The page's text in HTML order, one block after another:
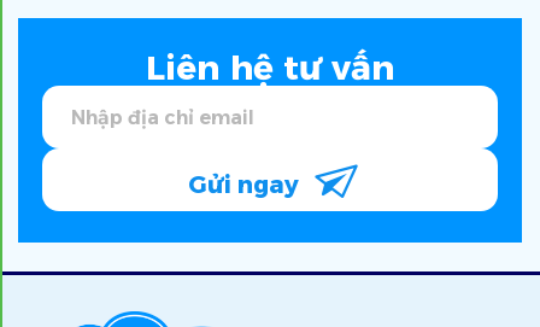
Liên hệ tư vấn
Gửi ngay